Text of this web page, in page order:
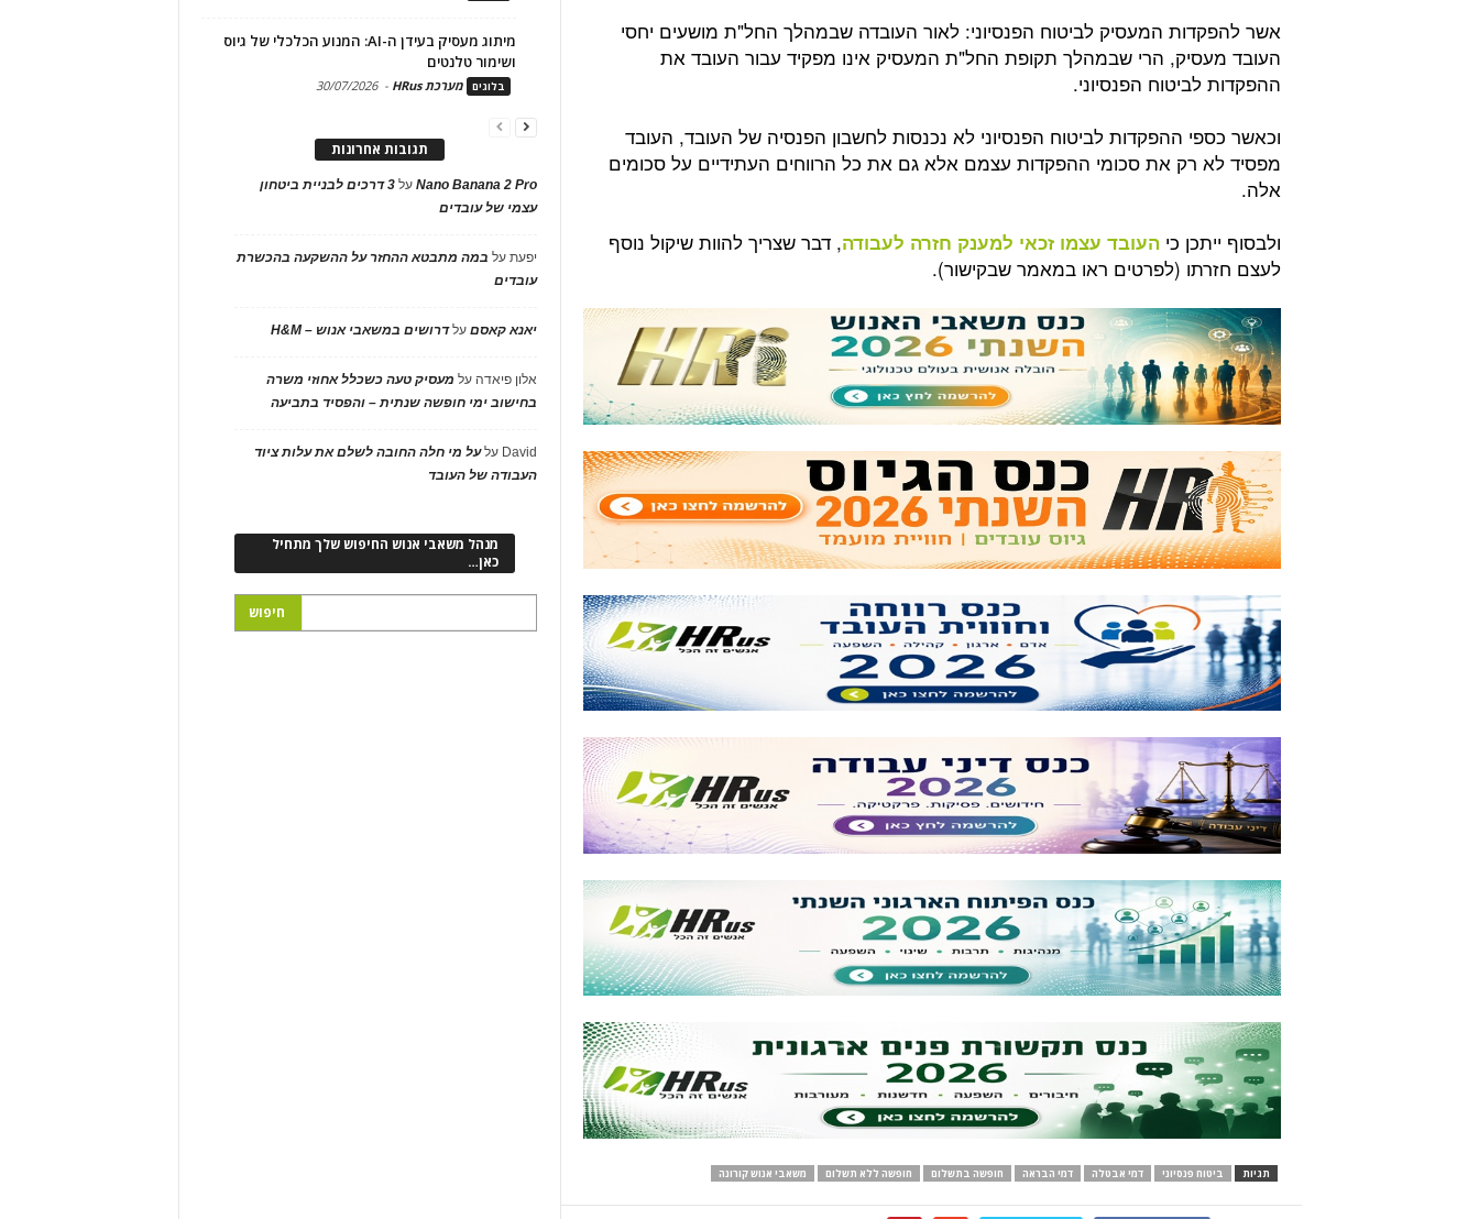
אשר להפקדות המעסיק לביטוח הפנסיוני: לאור העובדה שבמהלך החל"ת מושעים יחסי
העובד מעסיק, הרי שבמהלך תקופת החל"ת המעסיק אינו מפקיד עבור העובד את
ההפקדות לביטוח הפנסיוני.
וכאשר כספי ההפקדות לביטוח הפנסיוני לא נכנסות לחשבון הפנסיה של העובד, העובד
מפסיד לא רק את סכומי ההפקדות עצמם אלא גם את כל הרווחים העתידיים על סכומים
אלה.
ולבסוף ייתכן כיהעובד עצמו זכאי למענק חזרה לעבודה, דבר שצריך להוות שיקול נוסף
לעצם חזרתו (לפרטים ראו במאמר שבקישור).
תגיות ביטוח פנסיוני דמי אבטלה דמי הבראה חופשה בתשלום חופשה ללא תשלום משאבי אנוש קורונה
מיתוג מעסיק בעידן ה-AI: המנוע הכלכלי של גיוס
ושימור טלנטים
בלוגים מערכת HRus -
30/07/2026
תגובות אחרונות
Nano Banana 2 Proעל
3 דרכים לבניית ביטחון
עצמי של עובדים
יפעתעל במה מתבטא ההחזר על ההשקעה בהכשרת
עובדים
יאנא קאסםעלדרושים במשאבי אנוש – H&M
אלון פיאדה על מעסיק טעה כשכלל אחוזי משרה
בחישוב ימי חופשה שנתית – והפסיד בתביעה
David עלעל מי חלה החובה לשלם את עלות ציוד
העבודה של העובד
מנהל משאבי אנוש החיפוש שלך מתחיל
כאן…